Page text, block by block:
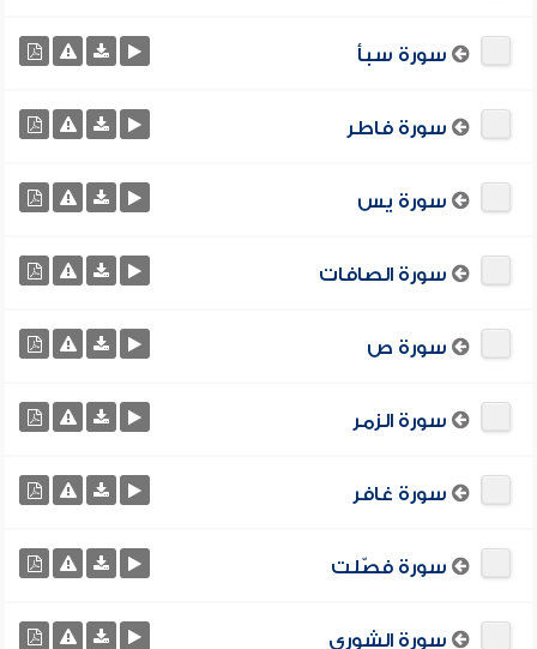
سورة سبأ
سورة فاطر
سورة يس
سورة الصافات
سورة ص
سورة الزمر
سورة غافر
سورة فصّلت
سورة الشورى